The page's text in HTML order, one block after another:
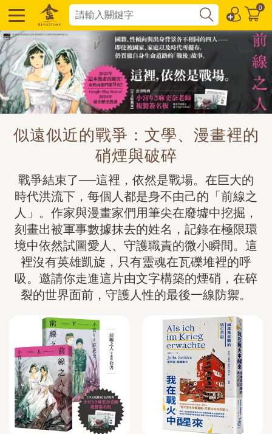
0
似遠似近的戰爭：文學、漫畫裡的
硝煙與破碎
戰爭結束了──這裡，依然是戰場。在巨大的
時代洪流下，每個人都是身不由己的「前線之
人」。作家與漫畫家們用筆尖在廢墟中挖掘，
刻畫出被軍事數據抹去的姓名，記錄在極限環
境中依然試圖愛人、守護職責的微小瞬間。這
裡沒有英雄凱旋，只有靈魂在瓦礫堆裡的呼
吸。邀請你走進這片由文字構築的煙硝，在碎
裂的世界面前，守護人性的最後一線防禦。